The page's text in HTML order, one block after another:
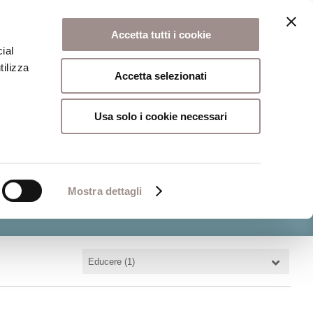
Mostra dettagli
Accetta tutti i cookie
Accetta selezionati
Usa solo i cookie necessari
Biblioteca Attività culturali